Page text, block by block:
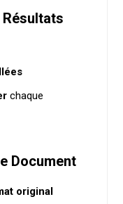
Résultats
chaque
Document
original